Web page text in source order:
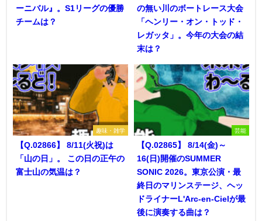
ーニバル』。S1リーグの優勝
チームは？
の無い川のボートレース大会
「ヘンリー・オン・トッド・
レガッタ」。今年の大会の結
末は？
趣味・雑学
【Q.02866】 8/11(火祝)は
「山の日」。 この日の正午の
富士山の気温は？
芸能
【Q.02865】 8/14(金)～
16(日)開催のSUMMER
SONIC 2026。東京公演・最
終日のマリンステージ、ヘッ
ドライナーL'Arc-en-Cielが最
後に演奏する曲は？